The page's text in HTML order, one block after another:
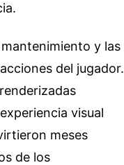
y las
del jugador.
visual
meses
de los